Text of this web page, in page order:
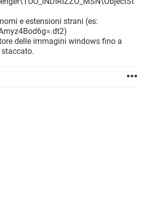
e estensioni strani (es:
delle immagini windows fino a